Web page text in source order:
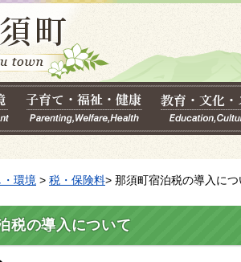
・環境 > 税・保険料> 那須町宿泊税の導入につ
税の導入について